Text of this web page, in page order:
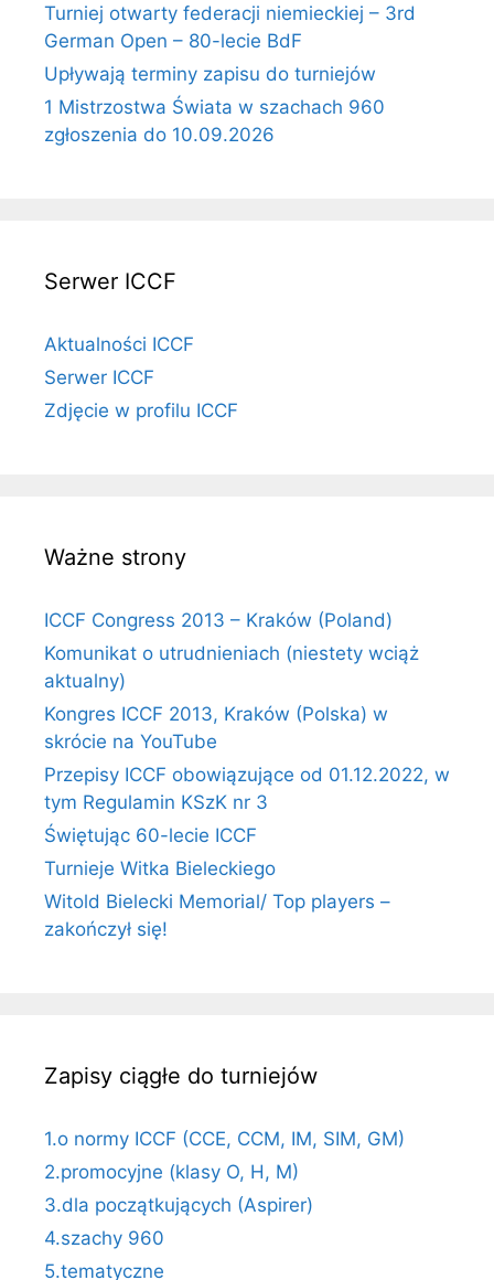
Turniej otwarty federacji niemieckiej – 3rd
German Open – 80-lecie BdF
Upływają terminy zapisu do turniejów
1 Mistrzostwa Świata w szachach 960
zgłoszenia do 10.09.2026
Serwer ICCF
Aktualności ICCF
Serwer ICCF
Zdjęcie w profilu ICCF
Ważne strony
ICCF Congress 2013 – Kraków (Poland)
Komunikat o utrudnieniach (niestety wciąż
aktualny)
Kongres ICCF 2013, Kraków (Polska) w
skrócie na YouTube
Przepisy ICCF obowiązujące od 01.12.2022, w
tym Regulamin KSzK nr 3
Świętując 60-lecie ICCF
Turnieje Witka Bieleckiego
Witold Bielecki Memorial/ Top players –
zakończył się!
Zapisy ciągłe do turniejów
1.o normy ICCF (CCE, CCM, IM, SIM, GM)
2.promocyjne (klasy O, H, M)
3.dla początkujących (Aspirer)
4.szachy 960
5.tematyczne